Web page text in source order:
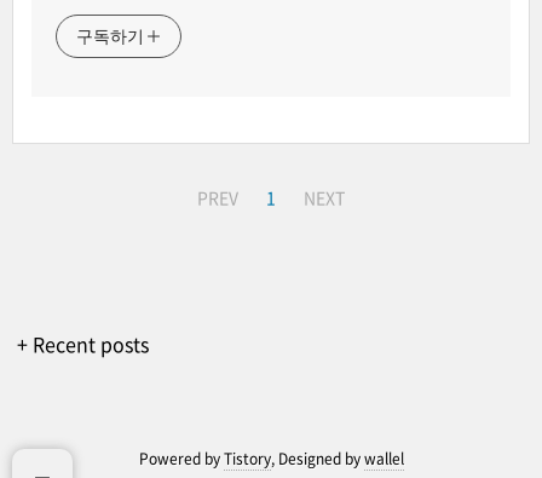
구독하기
PREV 1 NEXT
+ Recent posts
Powered byTistory, Designed bywallel